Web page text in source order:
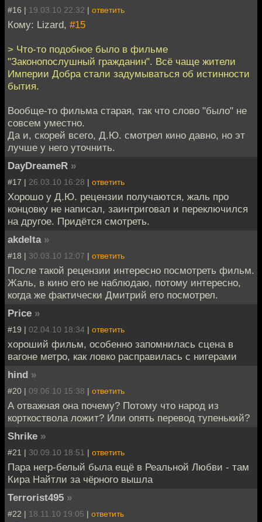
#16 | 19.03.10 22:32 | ответить
Кому: Lizard, #15
> Что-то подобное было в фильме
"Законопослушный гражданин". Всё чаще жители
Империи Добра стали задумываться об истинности
бытия.
Вообще-то фильма старая, так что слово "было" не
совсем уместно.
Да и, скорей всего, Д.Ю. смотрел кино давно, но эт
лучше у него уточнить.
DayDreameR »
#17 | 26.03.10 16:28 | ответить
Хорошо у Д.Ю. рецензии получаются, жаль про
концовку не написал, заинтриговал и переключился
на другое. Придётся смотреть.
akdelta »
#18 | 30.03.10 12:07 | ответить
После такой рецензии интересно посмотреть фильм.
Жаль, в кино его не наблюдаю, потому интересно,
когда же фактически Дмитрий его посмотрел.
Price »
#19 | 02.04.10 18:34 | ответить
хороший фильм, особенно запомнилась сцена в
вагоне метро, как ловко расправилась с нигерами
hind »
#20 | 09.06.10 15:38 | ответить
А отважная она почему? Потому что народ из
корткоствола ложит? Или опять перевод тупенький?
Shrike »
#21 | 30.09.10 18:51 | ответить
Пара негр-белый была ещё в Реальной Любви - там
Кира Найтли за чёрного вышла
Terrorist495 »
#22 | 18.11.10 19:05 | ответить